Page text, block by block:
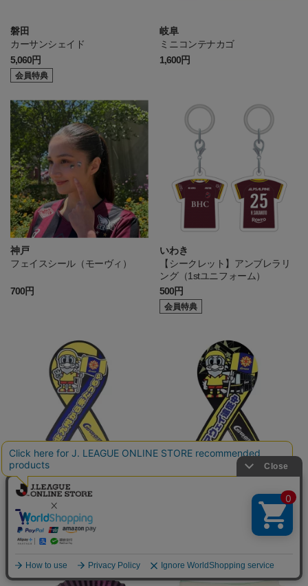
磐田
カーサンシェイド
5,060円
会員特典
岐阜
ミニコンテナカゴ
1,600円
神戸
フェイスシール（モーヴィ）
700円
いわき
【シークレット】アンブレラリ
ング（1stユニフォーム）
500円
会員特典
北九州
[AWAY遠征デザイン]25リボンマ
グネット
1,980円
[AWAY遠征デザイン]24リボンマ